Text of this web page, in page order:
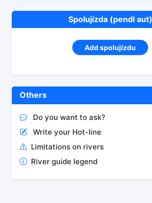
Spolujízda (pendl aut)
Add spolujízdu
Others
Do you want to ask?
Write your Hot-line
Limitations on rivers
River guide legend